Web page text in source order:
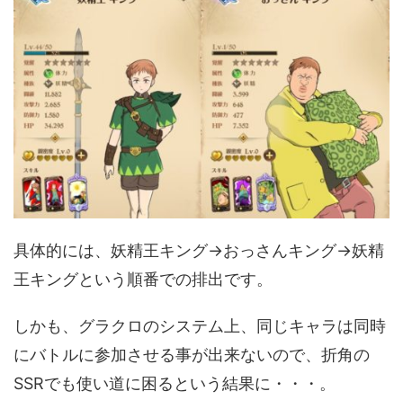
具体的には、妖精王キング→おっさんキング→妖精
王キングという順番での排出です。
しかも、グラクロのシステム上、同じキャラは同時
にバトルに参加させる事が出来ないので、折角の
SSRでも使い道に困るという結果に・・・。